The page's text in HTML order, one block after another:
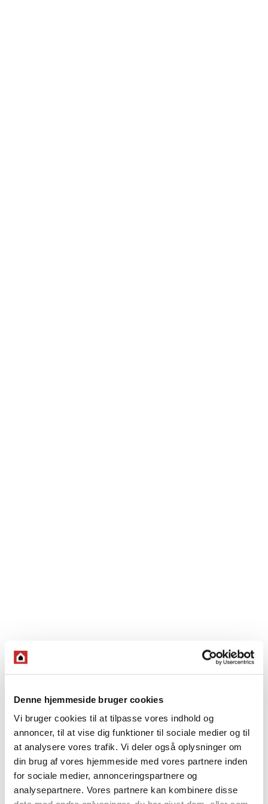
Denne hjemmeside bruger cookies
Vi bruger cookies til at tilpasse vores indhold og
annoncer, til at vise dig funktioner til sociale medier og til
at analysere vores trafik. Vi deler også oplysninger om
din brug af vores hjemmeside med vores partnere inden
for sociale medier, annonceringspartnere og
analysepartnere. Vores partnere kan kombinere disse